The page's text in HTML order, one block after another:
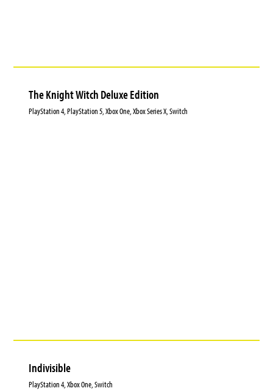
The Knight Witch Deluxe Edition
PlayStation 4, PlayStation 5, Xbox One, Xbox Series X, Switch
Indivisible
PlayStation 4, Xbox One, Switch